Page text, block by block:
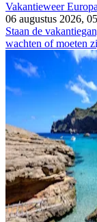
Vakantieweer
06 augustus 2026,
Staan de
wachten of moeten